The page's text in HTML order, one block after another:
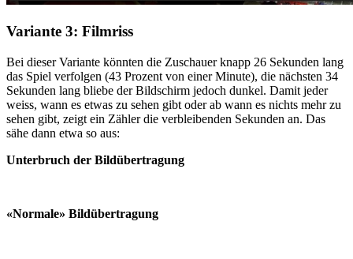
Variante 3: Filmriss
Bei dieser Variante könnten die Zuschauer knapp 26 Sekunden lang
das Spiel verfolgen (43 Prozent von einer Minute), die nächsten 34
Sekunden lang bliebe der Bildschirm jedoch dunkel. Damit jeder
weiss, wann es etwas zu sehen gibt oder ab wann es nichts mehr zu
sehen gibt, zeigt ein Zähler die verbleibenden Sekunden an. Das
sähe dann etwa so aus:
Unterbruch der Bildübertragung
«Normale» Bildübertragung